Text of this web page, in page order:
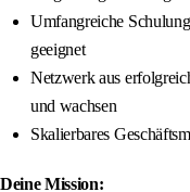
Umfangreiche
geeignet
Netzwerk aus
und wachsen
Skalierbares
Deine Mission: